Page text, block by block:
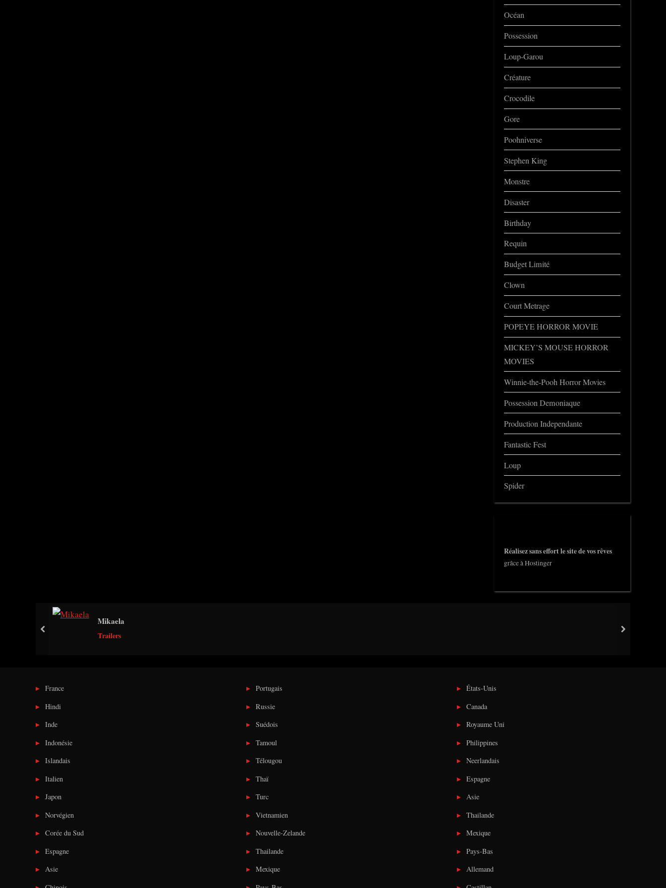
Océan
Possession
Loup-Garou
Créature
Crocodile
Gore
Poohniverse
Stephen King
Monstre
Disaster
Birthday
Requin
Budget Limité
Clown
Court Metrage
POPEYE HORROR MOVIE
MICKEY’S MOUSE HORROR
MOVIES
Winnie-the-Pooh Horror Movies
Possession Demoniaque
Production Independante
Fantastic Fest
Loup
Spider
Réalisez sans effort le site de vos rêves
grâce à Hostinger
Mikaela
Trailers
prev next
France
Hindi
Inde
Indonésie
Islandais
Italien
Japon
Norvégien
Corée du Sud
Espagne
Asie
Portugais
Russie
Suédois
Tamoul
Télougou
Thaï
Turc
Vietnamien
Nouvelle-Zelande
Thailande
Mexique
États-Unis
Canada
Royaume Uni
Philippines
Neerlandais
Espagne
Asie
Thailande
Mexique
Pays-Bas
Allemand